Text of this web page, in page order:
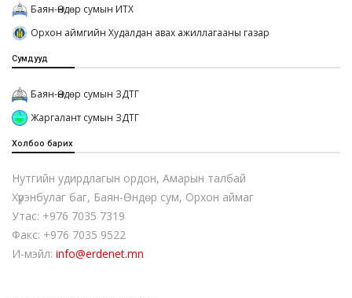
Баян-Өндөр сумын ИТХ
Орхон аймгийн Худалдан авах ажиллагааны газар
Сумдууд
Баян-Өндөр сумын ЗДТГ
Жаргалант сумын ЗДТГ
Холбоо барих
Нутгийн удирдлагын ордон, Амарын талбай
Хүрэнбулаг баг, Баян-Өндөр сум, Орхон аймаг
Утас: +976 7035 7319
Факс: +976 7035 9522
И-мэйл: info@erdenet.mn